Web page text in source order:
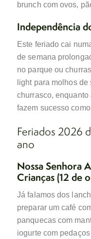
brunch com ovos,
Independência
Este feriado cai
de semana
no parque ou
light para molhos
churrasco,
fazem sucesso
Feriados 2026
ano
Nossa Senhora
Crianças (12 de
Já falamos dos
preparar um café
panquecas com
iogurte com